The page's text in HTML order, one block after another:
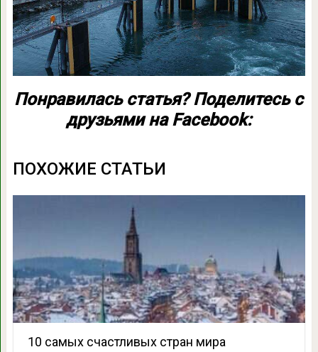
Понравилась статья? Поделитесь с
друзьями на Facebook:
ПОХОЖИЕ СТАТЬИ
10 самых счастливых стран мира